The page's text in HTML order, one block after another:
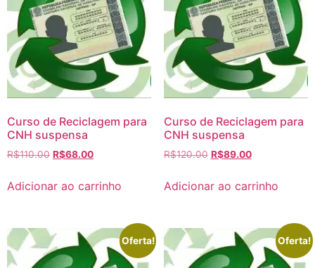
Curso de Reciclagem para
CNH suspensa
R$110.00 R$68.00
Adicionar ao carrinho
Curso de Reciclagem para
CNH suspensa
R$120.00 R$89.00
Adicionar ao carrinho
Oferta! Oferta!